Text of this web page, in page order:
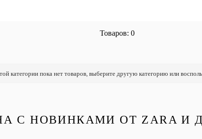
Товаров: 0
категории пока нет товаров, выберите другую категорию или
С НОВИНКАМИ ОТ ZARA И